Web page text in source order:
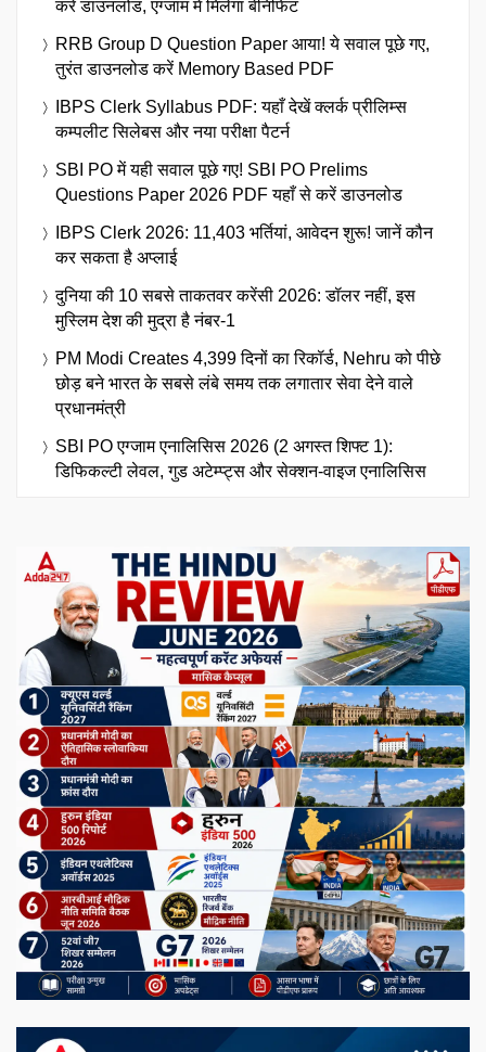
करें डाउनलोड, एग्जाम में मिलेगा बेनिफिट
RRB Group D Question Paper आया! ये सवाल पूछे गए,
तुरंत डाउनलोड करें Memory Based PDF
IBPS Clerk Syllabus PDF: यहाँ देखें क्लर्क प्रीलिम्स
कम्पलीट सिलेबस और नया परीक्षा पैटर्न
SBI PO में यही सवाल पूछे गए! SBI PO Prelims
Questions Paper 2026 PDF यहाँ से करें डाउनलोड
IBPS Clerk 2026: 11,403 भर्तियां, आवेदन शुरू! जानें कौन
कर सकता है अप्लाई
दुनिया की 10 सबसे ताकतवर करेंसी 2026: डॉलर नहीं, इस
मुस्लिम देश की मुद्रा है नंबर-1
PM Modi Creates 4,399 दिनों का रिकॉर्ड, Nehru को पीछे
छोड़ बने भारत के सबसे लंबे समय तक लगातार सेवा देने वाले
प्रधानमंत्री
SBI PO एग्जाम एनालिसिस 2026 (2 अगस्त शिफ्ट 1):
डिफिकल्टी लेवल, गुड अटेम्प्ट्स और सेक्शन-वाइज एनालिसिस